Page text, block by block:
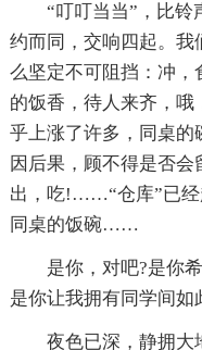
“叮叮当当”，比铃
约而同，交响四起。我
么坚定不可阻挡：冲，
的饭香，待人来齐，
乎上涨了许多，同桌
因后果，顾不得是否会
出，吃!……“仓库”已经
同桌的饭碗……
是你，对吧?是你希
是你让我拥有同学间如
夜色已深，静拥大